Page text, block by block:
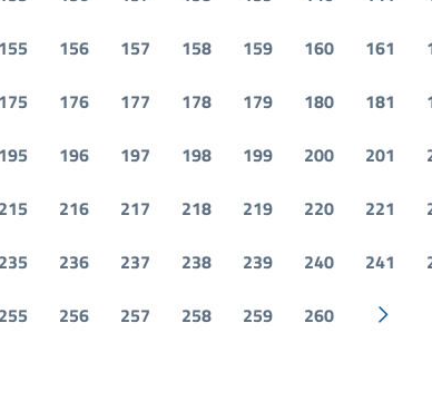
155 156 157 158 159 160 161
175 176 177 178 179 180 181
195 196 197 198 199 200 201
215 216 217 218 219 220 221
235 236 237 238 239 240 241
255 256 257 258 259 260